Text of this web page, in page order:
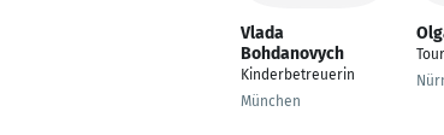
Vlada
Bohdanovych
Kinderbetreuerin
München